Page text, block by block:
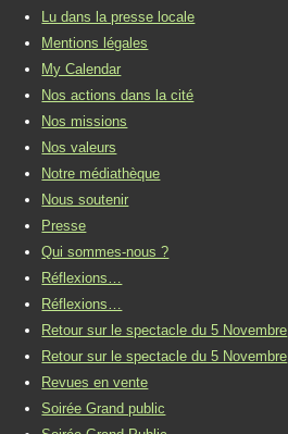
Lu dans la presse locale
Mentions légales
My Calendar
Nos actions dans la cité
Nos missions
Nos valeurs
Notre médiathèque
Nous soutenir
Presse
Qui sommes-nous ?
Réflexions…
Réflexions…
Retour sur le spectacle du 5 Novembre
Retour sur le spectacle du 5 Novembre
Revues en vente
Soirée Grand public